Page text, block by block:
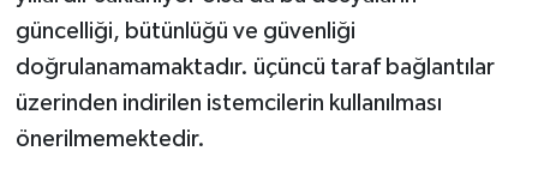
güncelliği, bütünlüğü ve güvenliği
doğrulanamamaktadır. üçüncü taraf bağlantılar
üzerinden indirilen istemcilerin kullanılması
önerilmemektedir.